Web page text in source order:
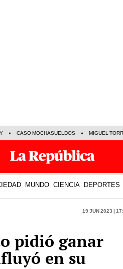
CASO MOCHASUELDOS MIGUEL
MUNDO CIENCIA DEPORTES
19 Jun 2023 |
pidió ganar
en su